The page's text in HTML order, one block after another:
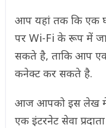
आप यहां तक कि एक
पर Wi-Fi के रूप में
सकते है, ताकि आप
कनेक्ट कर सकते है.
आज आपको इस लेख में
एक इंटरनेट सेवा